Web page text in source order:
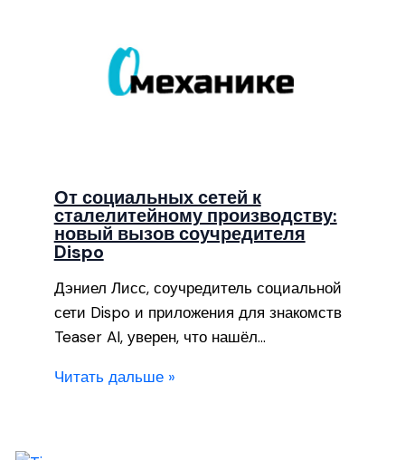
От социальных сетей к
сталелитейному производству:
новый вызов соучредителя
Dispo
Дэниел Лисс, соучредитель социальной
сети Dispo и приложения для знакомств
Teaser AI, уверен, что нашёл…
Читать дальше »